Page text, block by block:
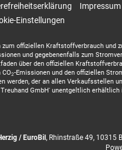
Impressum
Einstellungen
offiziellen Kraftstoffverbrauch und
und gegebenenfalls zum
über den offiziellen
2-Emissionen und den offiziellen
werden, der an allen Verkaufsstellen
GmbH' unentgeltlich
/ EuroBil, Rhinstraße 49, 10315